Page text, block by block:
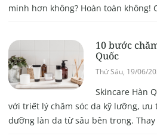
minh hơn không? Hoàn toàn không!
10 bước
Quốc
Thứ Sáu, 19/06/
Skincare Hàn
với triết lý chăm sóc da kỹ lưỡng, ưu
dưỡng làn da từ sâu bên trong.